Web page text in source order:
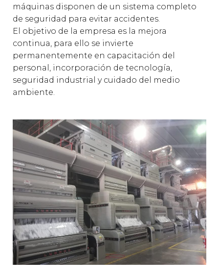
máquinas disponen de un sistema completo
de seguridad para evitar accidentes.
El objetivo de la empresa es la mejora
continua, para ello se invierte
permanentemente en capacitación del
personal, incorporación de tecnología,
seguridad industrial y cuidado del medio
ambiente.